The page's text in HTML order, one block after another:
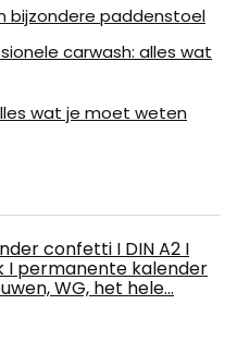
bijzondere paddenstoel
carwash: alles wat
wat je moet weten
confetti I DIN A2 I
I permanente kalender
WG, het hele…